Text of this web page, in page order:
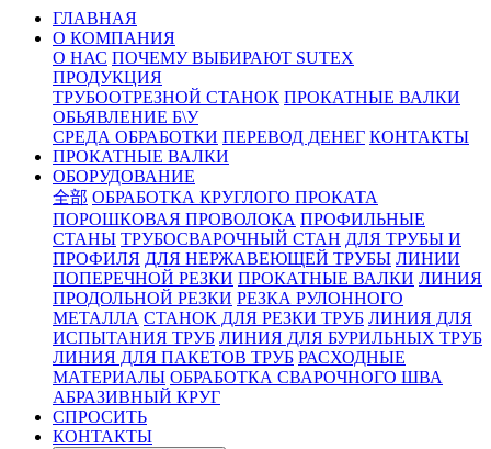
ГЛАВНАЯ
О КОМПАНИЯ
О НАС ПОЧЕМУ ВЫБИРАЮТ SUTEX
ПРОДУКЦИЯ
ТРУБООТРЕЗНОЙ СТАНОК ПРОКАТНЫЕ ВАЛКИ
ОБЬЯВЛЕНИЕ Б\У
СРЕДА ОБРАБОТКИ ПЕРЕВОД ДЕНЕГ КОНТАКТЫ
ПРОКАТНЫЕ ВАЛКИ
ОБОРУДОВАНИЕ
全部 ОБРАБОТКА КРУГЛОГО ПРОКАТА
ПОРОШКОВАЯ ПРОВОЛОКА ПРОФИЛЬНЫЕ
СТАНЫ ТРУБОСВАРОЧНЫЙ СТАН ДЛЯ ТРУБЫ И
ПРОФИЛЯ ДЛЯ НЕРЖАВЕЮЩЕЙ ТРУБЫ ЛИНИИ
ПОПЕРЕЧНОЙ РЕЗКИ ПРОКАТНЫЕ ВАЛКИ ЛИНИЯ
ПРОДОЛЬНОЙ РЕЗКИ РЕЗКА РУЛОННОГО
МЕТАЛЛА СТАНОК ДЛЯ РЕЗКИ ТРУБ ЛИНИЯ ДЛЯ
ИСПЫТАНИЯ ТРУБ ЛИНИЯ ДЛЯ БУРИЛЬНЫХ ТРУБ
ЛИНИЯ ДЛЯ ПАКЕТОВ ТРУБ РАСХОДНЫЕ
МАТЕРИАЛЫ OБРАБОТКА СВАРОЧНОГО ШВА
АБРАЗИВНЫЙ КРУГ
СПРОСИТЬ
КОНТАКТЫ